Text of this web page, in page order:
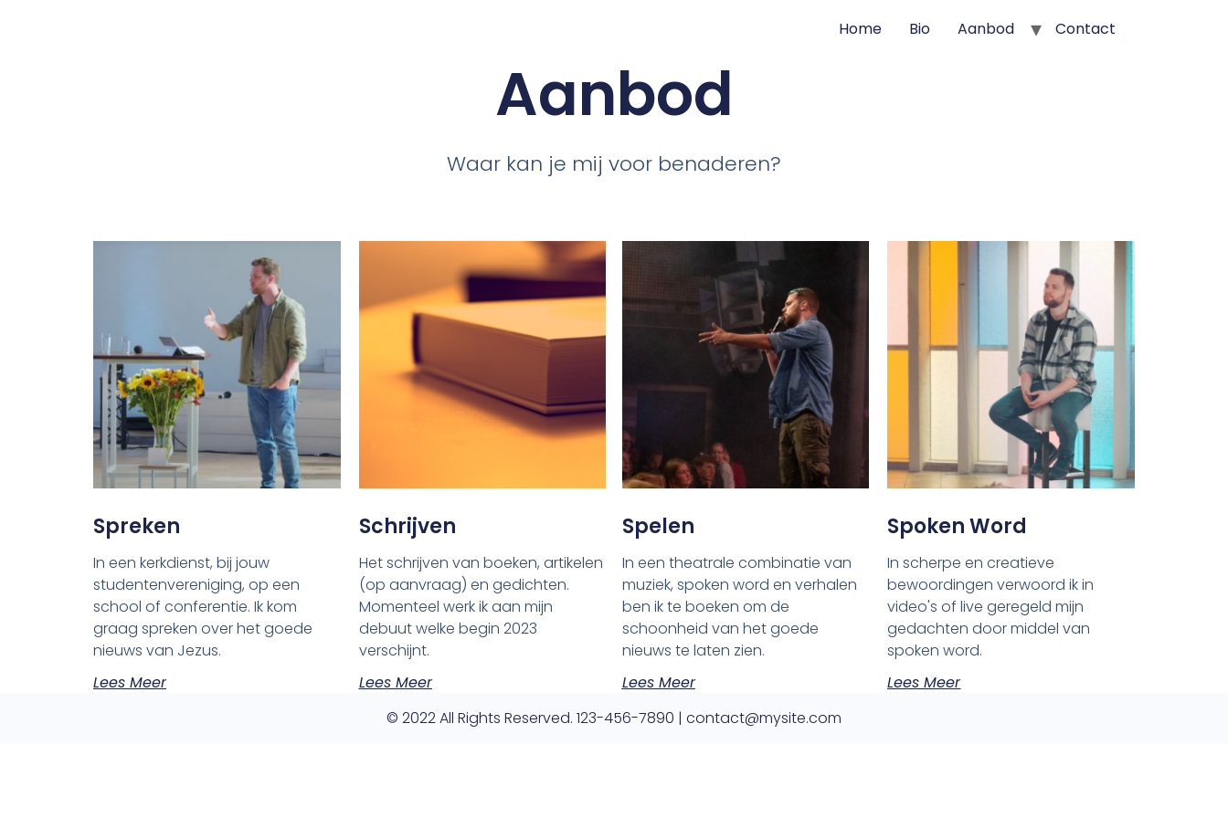
Home Bio Aanbod Contact
Aanbod
Waar kan je mij voor benaderen?
Spreken
In een kerkdienst, bij jouw
studentenvereniging, op een
school of conferentie. Ik kom
graag spreken over het goede
nieuws van Jezus.
Lees Meer
Schrijven
Het schrijven van boeken, artikelen
(op aanvraag) en gedichten.
Momenteel werk ik aan mijn
debuut welke begin 2023
verschijnt.
Lees Meer
Spelen
In een theatrale combinatie van
muziek, spoken word en verhalen
ben ik te boeken om de
schoonheid van het goede
nieuws te laten zien.
Lees Meer
Spoken Word
In scherpe en creatieve
bewoordingen verwoord ik in
video's of live geregeld mijn
gedachten door middel van
spoken word.
Lees Meer
© 2022 All Rights Reserved. 123-456-7890 | contact@mysite.com